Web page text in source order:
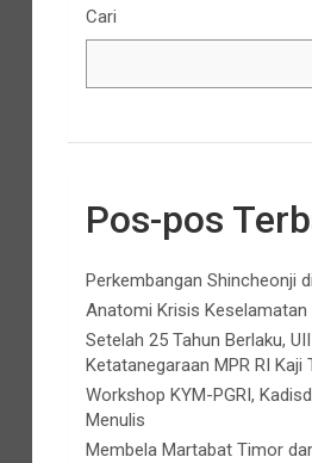
Cari
Pos-pos
Perkembangan Shincheonji
Anatomi Krisis Keselamatan
Setelah 25 Tahun Berlaku,
Ketatanegaraan MPR RI Kaji
Workshop KYM-PGRI,
Menulis
Membela Martabat Timor